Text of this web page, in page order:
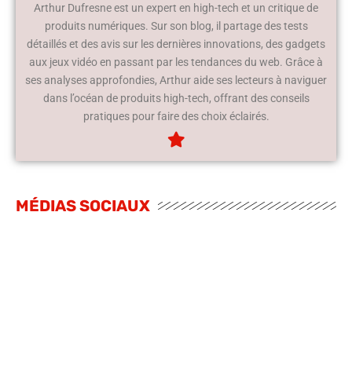
Arthur Dufresne est un expert en high-tech et un critique de
produits numériques. Sur son blog, il partage des tests
détaillés et des avis sur les dernières innovations, des gadgets
aux jeux vidéo en passant par les tendances du web. Grâce à
ses analyses approfondies, Arthur aide ses lecteurs à naviguer
dans l’océan de produits high-tech, offrant des conseils
pratiques pour faire des choix éclairés.
MÉDIAS SOCIAUX